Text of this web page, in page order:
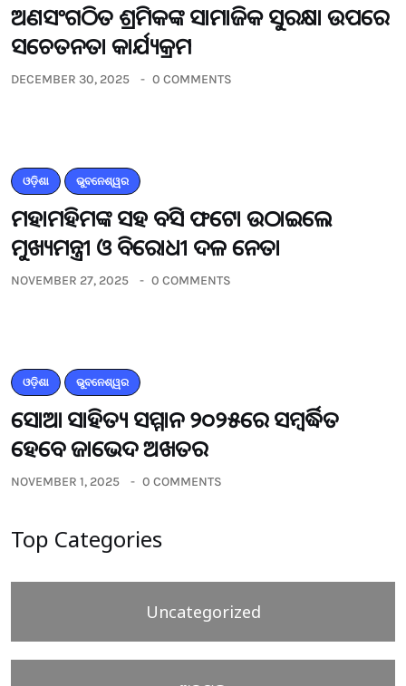
ଅଣସଂଗଠିତ ଶ୍ରମିକଙ୍କ ସାମାଜିକ ସୁରକ୍ଷା ଉପରେ
ସଚେତନତା କାର୍ଯ୍ୟକ୍ରମ
DECEMBER 30, 2025 0 COMMENTS
ଓଡ଼ିଶା ଭୁବନେଶ୍ୱର
ମହାମହିମଙ୍କ ସହ ବସି ଫଟୋ ଉଠାଇଲେ
ମୁଖ୍ୟମନ୍ତ୍ରୀ ଓ ବିରୋଧୀ ଦଳ ନେତା
NOVEMBER 27, 2025 0 COMMENTS
ଓଡ଼ିଶା ଭୁବନେଶ୍ୱର
ସୋଆ ସାହିତ୍ୟ ସମ୍ମାନ ୨୦୨୫ରେ ସମ୍ବର୍ଦ୍ଧିତ
ହେବେ ଜାଭେଦ ଅଖତର
NOVEMBER 1, 2025 0 COMMENTS
Top Categories
Uncategorized